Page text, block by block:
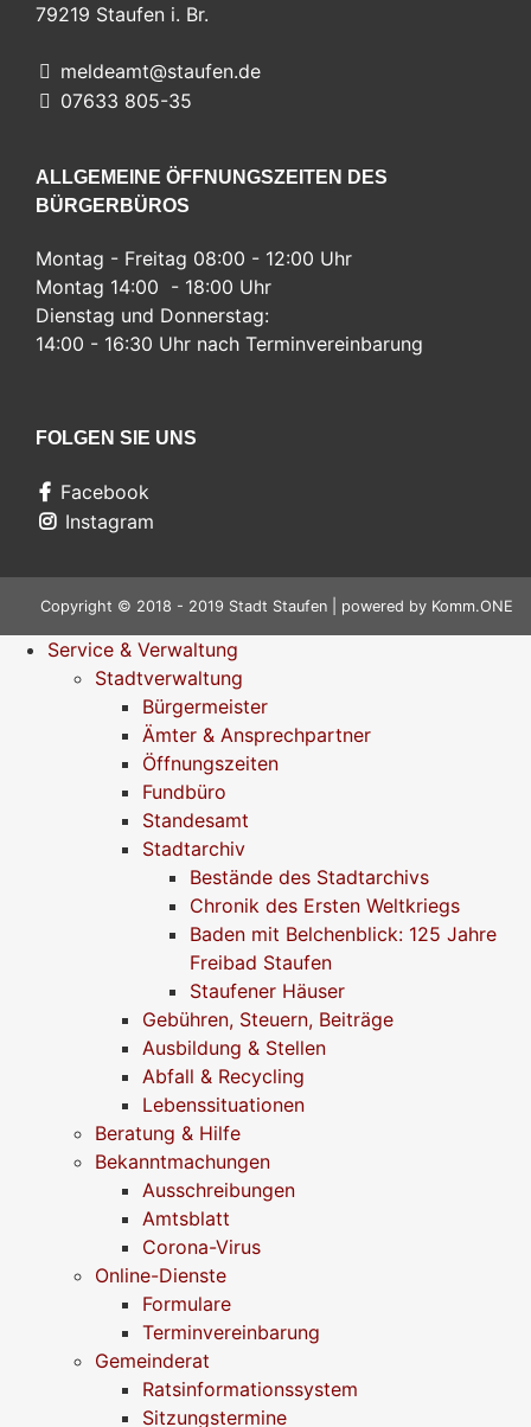
79219 Staufen i. Br.
meldeamt@staufen.de
07633 805-35
ALLGEMEINE ÖFFNUNGSZEITEN DES
BÜRGERBÜROS
Montag - Freitag 08:00 - 12:00 Uhr
Montag 14:00 - 18:00 Uhr
Dienstag und Donnerstag:
14:00 - 16:30 Uhr nach Terminvereinbarung
FOLGEN SIE UNS
Facebook
Instagram
Copyright © 2018 - 2019 Stadt Staufen | powered by Komm.ONE
Service & Verwaltung
Stadtverwaltung
Bürgermeister
Ämter & Ansprechpartner
Öffnungszeiten
Fundbüro
Standesamt
Stadtarchiv
Bestände des Stadtarchivs
Chronik des Ersten Weltkriegs
Baden mit Belchenblick: 125 Jahre
Freibad Staufen
Staufener Häuser
Gebühren, Steuern, Beiträge
Ausbildung & Stellen
Abfall & Recycling
Lebenssituationen
Beratung & Hilfe
Bekanntmachungen
Ausschreibungen
Amtsblatt
Corona-Virus
Online-Dienste
Formulare
Terminvereinbarung
Gemeinderat
Ratsinformationssystem
Sitzungstermine